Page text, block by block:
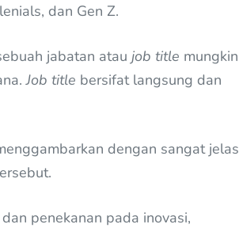
dan Gen Z.
jabatan atau job title mungkin
Job title bersifat langsung dan
dengan sangat jelas
penekanan pada inovasi,